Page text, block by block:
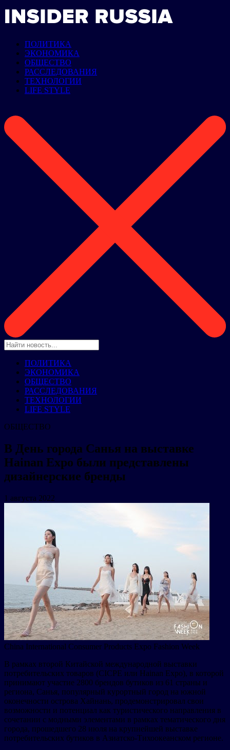
ПОЛИТИКА
ЭКОНОМИКА
ОБЩЕСТВО
РАССЛЕДОВАНИЯ
ТЕХНОЛОГИИ
LIFE STYLE
ПОЛИТИКА
ЭКОНОМИКА
ОБЩЕСТВО
РАССЛЕДОВАНИЯ
ТЕХНОЛОГИИ
LIFE STYLE
ОБЩЕСТВО
В День города Санья на выставке
Hainan Expo были представлены
дизайнерские бренды
1 августа 2022
China International Consumer Products Expo Fashion Week
В рамках второй Китайской международной выставки
потребительских товаров (CICPE или Hainan Expo), в которой
принимают участие 2800 брендов бутиков из 61 страны и
региона, Санья, популярный курортный город на южной
оконечности острова Хайнань, продемонстрировал свои
возможности и потенциал как туристического направления в
сочетании с модными элементами в рамках тематического дня
города, прошедшего 28 июля на крупнейшей выставке
потребительских бутиков в Азиатско-Тихоокеанском регионе.